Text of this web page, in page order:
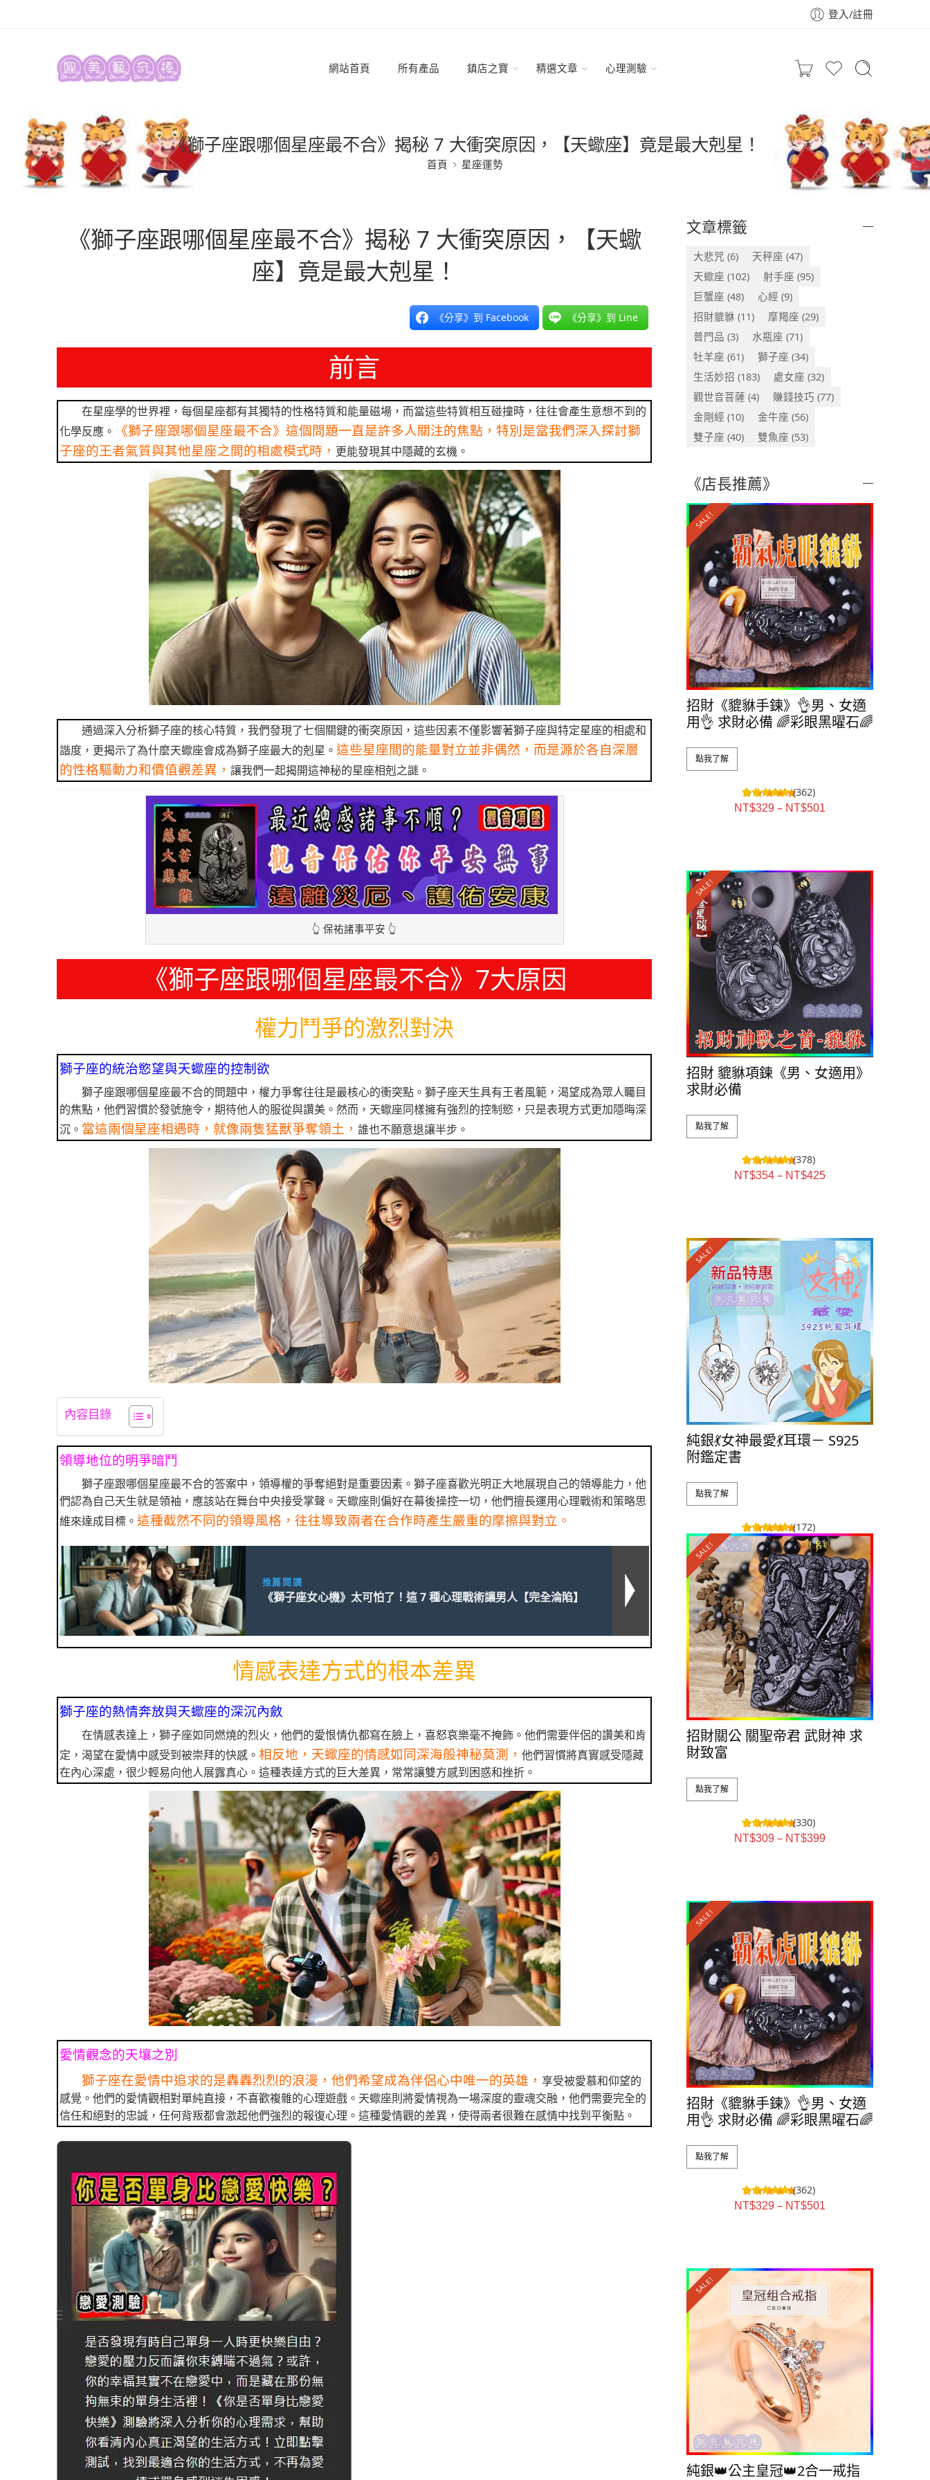
登入/註冊
網站首頁 所有產品 鎮店之寶 精選文章 心理測驗
《獅子座跟哪個星座最不合》揭秘 7 大衝突原因，【天蠍座】竟是最大剋星！
首頁 星座運勢
《獅子座跟哪個星座最不合》揭秘 7 大衝突原因，【天蠍
座】竟是最大剋星！
《分享》到 Facebook 《分享》到 Line
前言
在星座學的世界裡，每個星座都有其獨特的性格特質和能量磁場，而當這些特質相互碰撞時，往往會產生意想不到的
化學反應。
《獅子座跟哪個星座最不合》這個問題一直是許多人關注的焦點，特別是當我們深入探討獅
子座的王者氣質與其他星座之間的相處模式時， 更能發現其中隱藏的玄機。
通過深入分析獅子座的核心特質，我們發現了七個關鍵的衝突原因，這些因素不僅影響著獅子座與特定星座的相處和
諧度，更揭示了為什麼天蠍座會成為獅子座最大的剋星。 這些星座間的能量對立並非偶然，而是源於各自深層
的性格驅動力和價值觀差異， 讓我們一起揭開這神秘的星座相剋之謎。
👆 保祐諸事平安 👆
《獅子座跟哪個星座最不合》7大原因
權力鬥爭的激烈對決
獅子座的統治慾望與天蠍座的控制欲
獅子座跟哪個星座最不合的問題中，權力爭奪往往是最核心的衝突點。獅子座天生具有王者風範，渴望成為眾人矚目
的焦點，他們習慣於發號施令，期待他人的服從與讚美。然而，天蠍座同樣擁有強烈的控制慾，只是表現方式更加隱晦深
沉。 當這兩個星座相遇時，就像兩隻猛獸爭奪領土， 誰也不願意退讓半步。
內容目錄
領導地位的明爭暗鬥
獅子座跟哪個星座最不合的答案中，領導權的爭奪絕對是重要因素。獅子座喜歡光明正大地展現自己的領導能力，他
們認為自己天生就是領袖，應該站在舞台中央接受掌聲。天蠍座則偏好在幕後操控一切，他們擅長運用心理戰術和策略思
維來達成目標。 這種截然不同的領導風格，往往導致兩者在合作時產生嚴重的摩擦與對立。
推薦閱讀
《獅子座女心機》太可怕了！這 7 種心理戰術讓男人【完全淪陷】
情感表達方式的根本差異
獅子座的熱情奔放與天蠍座的深沉內斂
在情感表達上，獅子座如同燃燒的烈火，他們的愛恨情仇都寫在臉上，喜怒哀樂毫不掩飾。他們需要伴侶的讚美和肯
定，渴望在愛情中感受到被崇拜的快感。 相反地，天蠍座的情感如同深海般神秘莫測， 他們習慣將真實感受隱藏
在內心深處，很少輕易向他人展露真心。這種表達方式的巨大差異，常常讓雙方感到困惑和挫折。
愛情觀念的天壤之別
獅子座在愛情中追求的是轟轟烈烈的浪漫，他們希望成為伴侶心中唯一的英雄， 享受被愛慕和仰望的
感覺。他們的愛情觀相對單純直接，不喜歡複雜的心理遊戲。天蠍座則將愛情視為一場深度的靈魂交融，他們需要完全的
信任和絕對的忠誠，任何背叛都會激起他們強烈的報復心理。這種愛情觀的差異，使得兩者很難在感情中找到平衡點。
文章標籤
大悲咒 (6) 天秤座 (47)
天蠍座 (102) 射手座 (95)
巨蟹座 (48) 心經 (9)
招財貔貅 (11) 摩羯座 (29)
普門品 (3) 水瓶座 (71)
牡羊座 (61) 獅子座 (34)
生活妙招 (183) 處女座 (32)
觀世音菩薩 (4) 賺錢技巧 (77)
金剛經 (10) 金牛座 (56)
雙子座 (40) 雙魚座 (53)
《店長推薦》
SALE!
招財《貔貅手鍊》👌男、女適
用👌 求財必備 🌈彩眼黑曜石🌈
點我了解
(362)
NT$329 – NT$501
SALE!
招財 貔貅項鍊《男、女適用》
求財必備
點我了解
(378)
NT$354 – NT$425
SALE!
純銀💃女神最愛💃耳環－ S925
附鑑定書
點我了解
(172)
SALE!
招財關公 關聖帝君 武財神 求
財致富
點我了解
(330)
NT$309 – NT$399
SALE!
招財《貔貅手鍊》👌男、女適
用👌 求財必備 🌈彩眼黑曜石🌈
點我了解
(362)
NT$329 – NT$501
SALE!
純銀👑公主皇冠👑2合一戒指